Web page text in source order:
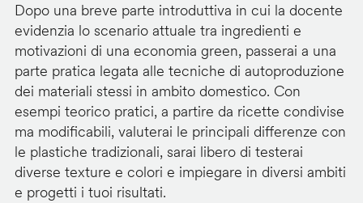
Dopo una breve parte introduttiva in cui la docente
evidenzia lo scenario attuale tra ingredienti e
motivazioni di una economia green, passerai a una
parte pratica legata alle tecniche di autoproduzione
dei materiali stessi in ambito domestico. Con
esempi teorico pratici, a partire da ricette condivise
ma modificabili, valuterai le principali differenze con
le plastiche tradizionali, sarai libero di testerai
diverse texture e colori e impiegare in diversi ambiti
e progetti i tuoi risultati.